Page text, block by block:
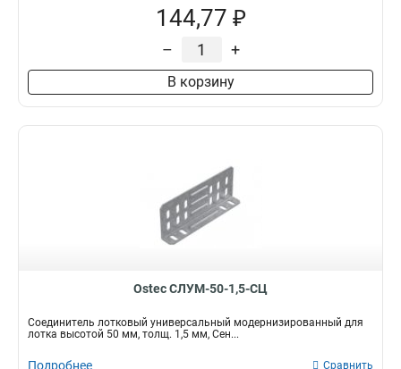
144,77 ₽
– +
В корзину
Ostec СЛУМ-50-1,5-СЦ
Соединитель лотковый универсальный модернизированный для
лотка высотой 50 мм, толщ. 1,5 мм, Сен...
Подробнее Сравнить